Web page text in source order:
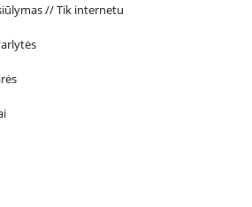
// Tik internetu